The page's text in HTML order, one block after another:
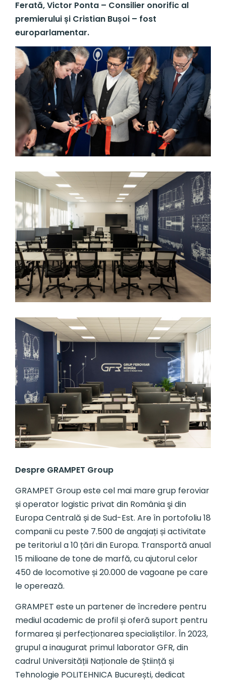
Ferată, Victor Ponta – Consilier onorific al
premierului și Cristian Bușoi – fost
europarlamentar.
Despre GRAMPET Group
GRAMPET Group este cel mai mare grup feroviar
și operator logistic privat din România şi din
Europa Centrală și de Sud-Est. Are în portofoliu 18
companii cu peste 7.500 de angajați și activitate
pe teritoriul a 10 țări din Europa. Transportă anual
15 milioane de tone de marfă, cu ajutorul celor
450 de locomotive și 20.000 de vagoane pe care
le operează.
GRAMPET este un partener de încredere pentru
mediul academic de profil și oferă suport pentru
formarea și perfecționarea specialiștilor. În 2023,
grupul a inaugurat primul laborator GFR, din
cadrul Universității Naționale de Știință și
Tehnologie POLITEHNICA București, dedicat